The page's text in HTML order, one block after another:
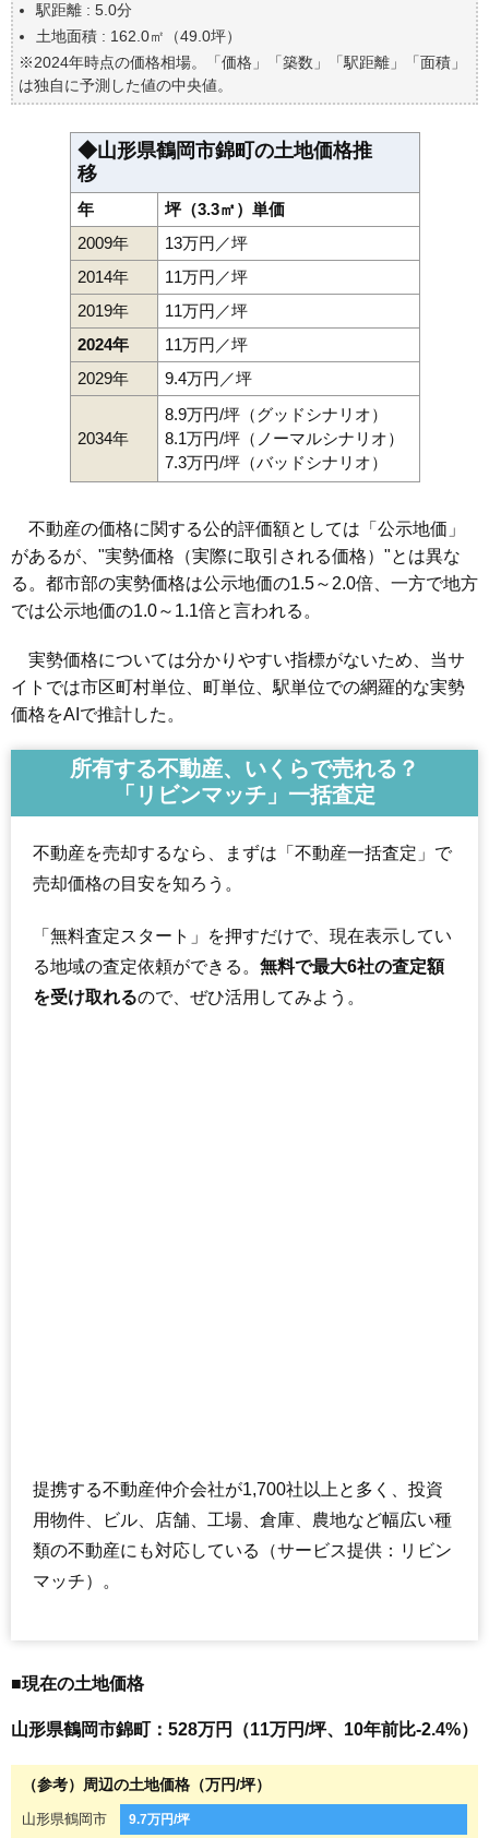
自分の年収でいくらの不動産が買える？
駅距離 : 5.0分
土地面積 : 162.0㎡（49.0坪）
※2024年時点の価格相場。「価格」「築数」「駅距離」「面積」
は独自に予測した値の中央値。
◆山形県鶴岡市錦町の土地価格推
移
年
坪（3.3㎡）単価
2009年
13万円／坪
2014年
11万円／坪
2019年
11万円／坪
2024年
11万円／坪
2029年
9.4万円／坪
2034年
8.9万円/坪（グッドシナリオ）
8.1万円/坪（ノーマルシナリオ）
7.3万円/坪（バッドシナリオ）
不動産の価格に関する公的評価額としては「公示地価」
があるが、"実勢価格（実際に取引される価格）"とは異な
る。都市部の実勢価格は公示地価の1.5～2.0倍、一方で地方
では公示地価の1.0～1.1倍と言われる。
実勢価格については分かりやすい指標がないため、当サ
イトでは市区町村単位、町単位、駅単位での網羅的な実勢
価格をAIで推計した。
所有する不動産、いくらで売れる？
「リビンマッチ」一括査定
不動産を売却するなら、まずは「不動産一括査定」で
売却価格の目安を知ろう。
「無料査定スタート」を押すだけで、現在表示してい
る地域の査定依頼ができる。 無料で最大6社の査定額
を受け取れるので、ぜひ活用してみよう。
提携する不動産仲介会社が1,700社以上と多く、投資
用物件、ビル、店舗、工場、倉庫、農地など幅広い種
類の不動産にも対応している（サービス提供：リビン
マッチ）。
■現在の土地価格
山形県鶴岡市錦町：528万円（11万円/坪、10年前比-2.4%）
（参考）周辺の土地価格（万円/坪）
山形県鶴岡市 9.7万円/坪